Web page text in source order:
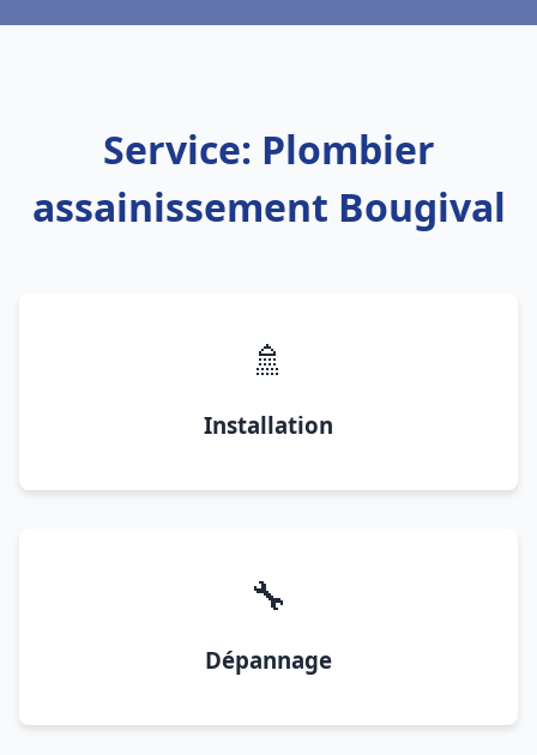
Service: Plombier
assainissement Bougival
🚿
Installation
🔧
Dépannage